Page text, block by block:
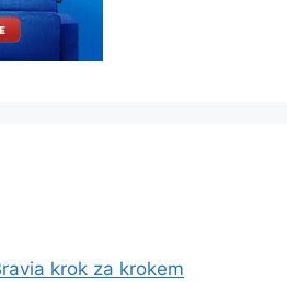
krok za krokem